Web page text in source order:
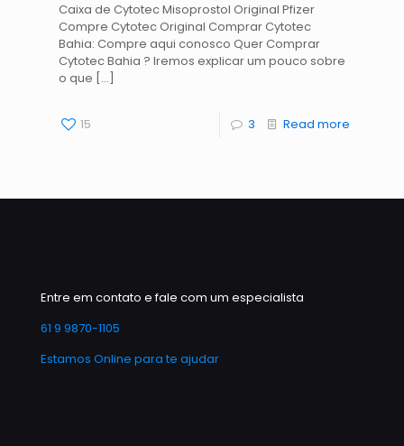
Caixa de Cytotec Misoprostol Original Pfizer
Compre Cytotec Original Comprar Cytotec
Bahia: Compre aqui conosco Quer Comprar
Cytotec Bahia ? Iremos explicar um pouco sobre
o que […]
15 3 Read more
Entre em contato e fale com um especialista
61 9 9870-1105
Estamos Online para te ajudar